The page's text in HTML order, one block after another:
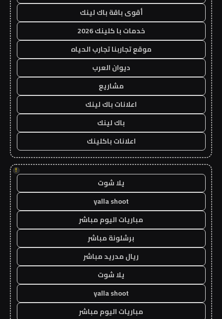
أقوى باقة باك لينك
خدمات با كلينك 2026
موقع تجاربنا تجارب الحياه
ديوان العرب
مشاريع
اعلانات باك لينك
باك لينك
اعلانات باكلينك
!
يلا شوت
yalla shoot
مباريات اليوم مباشر
برشلونة مباشر
ريال مدريد مباشر
يلا شوت
yalla shoot
مباريات اليوم مباشر